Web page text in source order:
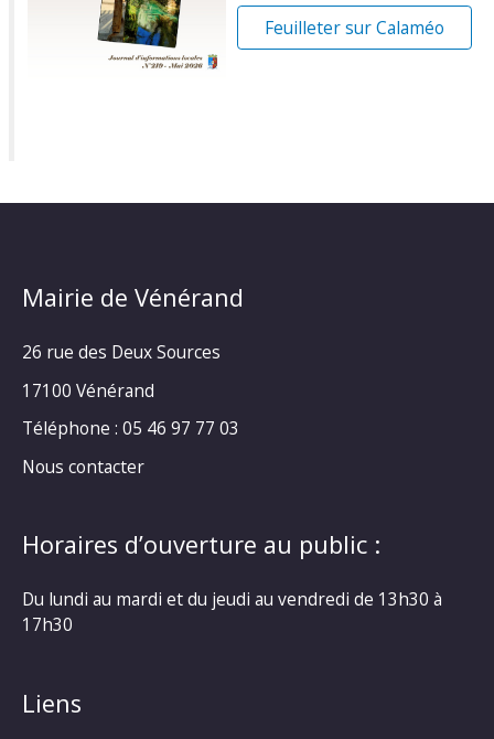
Feuilleter sur Calaméo
Mairie de Vénérand
26 rue des Deux Sources
17100 Vénérand
Téléphone : 05 46 97 77 03
Nous contacter
Horaires d’ouverture au public :
Du lundi au mardi et du jeudi au vendredi de 13h30 à
17h30
Liens